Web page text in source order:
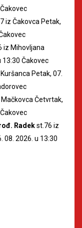
iz Čakovca Petak,
iz Mihovljana
13:30 Čakovec
Petak, 07.
Četvrtak,
Radekst.76 iz
08. 2026. u 13:30